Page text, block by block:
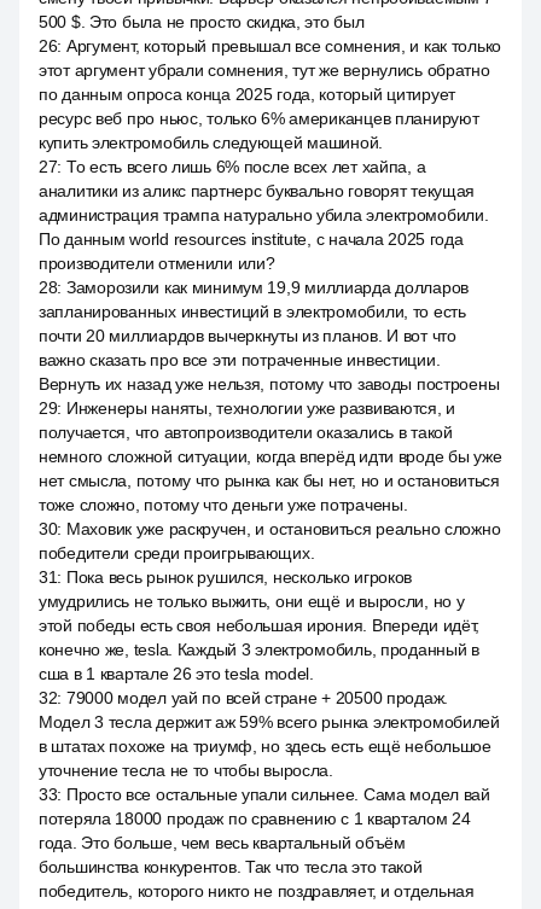
500 $. Это была не просто скидка, это был
26: Аргумент, который превышал все сомнения, и как только
этот аргумент убрали сомнения, тут же вернулись обратно
по данным опроса конца 2025 года, который цитирует
ресурс веб про ньюс, только 6% американцев планируют
купить электромобиль следующей машиной.
27: То есть всего лишь 6% после всех лет хайпа, а
аналитики из аликс партнерс буквально говорят текущая
администрация трампа натурально убила электромобили.
По данным world resources institute, с начала 2025 года
производители отменили или?
28: Заморозили как минимум 19,9 миллиарда долларов
запланированных инвестиций в электромобили, то есть
почти 20 миллиардов вычеркнуты из планов. И вот что
важно сказать про все эти потраченные инвестиции.
Вернуть их назад уже нельзя, потому что заводы построены
29: Инженеры наняты, технологии уже развиваются, и
получается, что автопроизводители оказались в такой
немного сложной ситуации, когда вперёд идти вроде бы уже
нет смысла, потому что рынка как бы нет, но и остановиться
тоже сложно, потому что деньги уже потрачены.
30: Маховик уже раскручен, и остановиться реально сложно
победители среди проигрывающих.
31: Пока весь рынок рушился, несколько игроков
умудрились не только выжить, они ещё и выросли, но у
этой победы есть своя небольшая ирония. Впереди идёт,
конечно же, tesla. Каждый 3 электромобиль, проданный в
сша в 1 квартале 26 это tesla model.
32: 79000 модел уай по всей стране + 20500 продаж.
Модел 3 тесла держит аж 59% всего рынка электромобилей
в штатах похоже на триумф, но здесь есть ещё небольшое
уточнение тесла не то чтобы выросла.
33: Просто все остальные упали сильнее. Сама модел вай
потеряла 18000 продаж по сравнению с 1 кварталом 24
года. Это больше, чем весь квартальный объём
большинства конкурентов. Так что тесла это такой
победитель, которого никто не поздравляет, и отдельная